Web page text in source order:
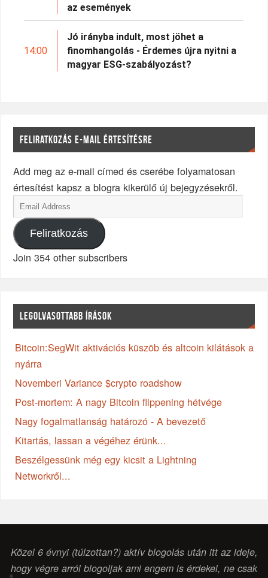
az események
14:00
Jó irányba indult, most jöhet a
finomhangolás - Érdemes újra nyitni a
magyar ESG-szabályozást?
FELIRATKOZÁS E-MAIL ÉRTESÍTÉSRE
Add meg az e-mail címed és cserébe folyamatosan
értesítést kapsz a blogra kikerülő új bejegyzésekről.
Feliratkozás
Join 354 other subscribers
LEGOLVASOTTABB ÍRÁSOK
Bitcoin:SegWit aktivációs küszöb és altcoin kilátások a
nyárra
Novemberi Variance $crypto roadshow
Post-mortem: A nagy Bitcoin flippening hétvége
Nagy fogalmatlanság határozó - A bevezető
Kitartás, lassan a végéhez érünk...
Beszélgessünk még egy kicsit a Lightning
Networkről...
Közel 6 évnyi (túlzottan?) aktív blogolás után itt az ideje,
hogy végre arról blogoljak ami engem is érdekel, ne csak